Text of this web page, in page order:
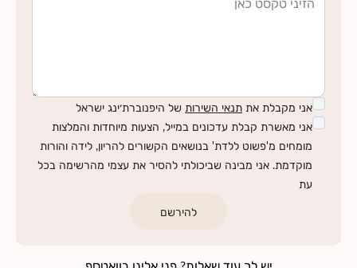
אני מקבלת את תנאי השירות של היפנוברת׳ינג ישראל
אני מאשרת קבלת עדכונים במייל, הצעות מיוחדות והמלצות
מומחים מ'פשוט ללדת' בנושאים הקשורים להריון, לידה והורות
מוקדמת. אני מבינה שביכולתי להסיר את עצמי מהרשימה בכל
עת
להירשם